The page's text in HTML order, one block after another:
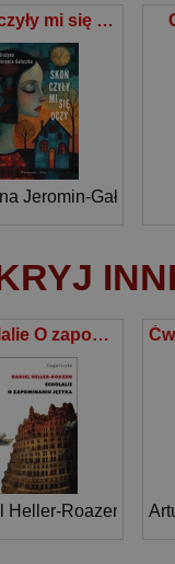
Skończyły mi się oczy
Jeromin-Gałuszka
Echolalie O zapominaniu języka
Heller-Roazen